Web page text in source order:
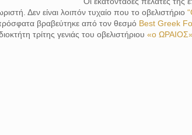
Δεν είναι λοιπόν τυχαίο που το οβελιστήριο
βραβεύτηκε από τον θεσμό Best Greek
τρίτης γενιάς του οβελιστήριου«ο